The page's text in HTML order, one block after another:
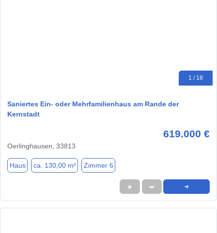
1 / 18
Saniertes Ein- oder Mehrfamilienhaus am Rande der
Kernstadt
619.000 €
Oerlinghausen, 33813
Haus ca. 130,00 m² Zimmer 6
★ ➦ ➜